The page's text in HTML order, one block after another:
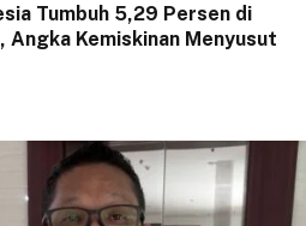
Tumbuh 5,29 Persen di
Kemiskinan Menyusut